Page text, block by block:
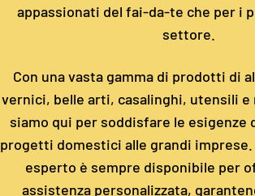
appassionati del fai-da-te che per i
settore.
Con una vasta gamma di prodotti di
vernici, belle arti, casalinghi, utensili e
siamo qui per soddisfare le
progetti domestici alle grandi
esperto è sempre disponibile per
assistenza personalizzata,